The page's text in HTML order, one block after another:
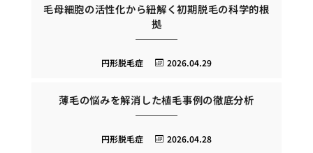
毛母細胞の活性化から紐解く初期脱毛の科学的根
拠
2026.04.29
円形脱毛症
薄毛の悩みを解消した植毛事例の徹底分析
2026.04.28
円形脱毛症